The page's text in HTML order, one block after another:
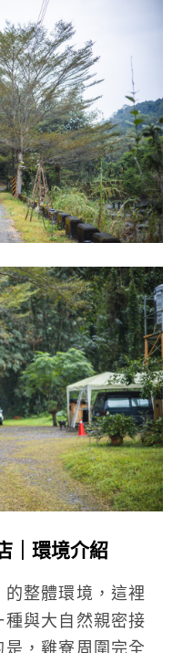
｜環境介紹
整體環境，這裡
與大自然親密接
，雞寮周圍完全